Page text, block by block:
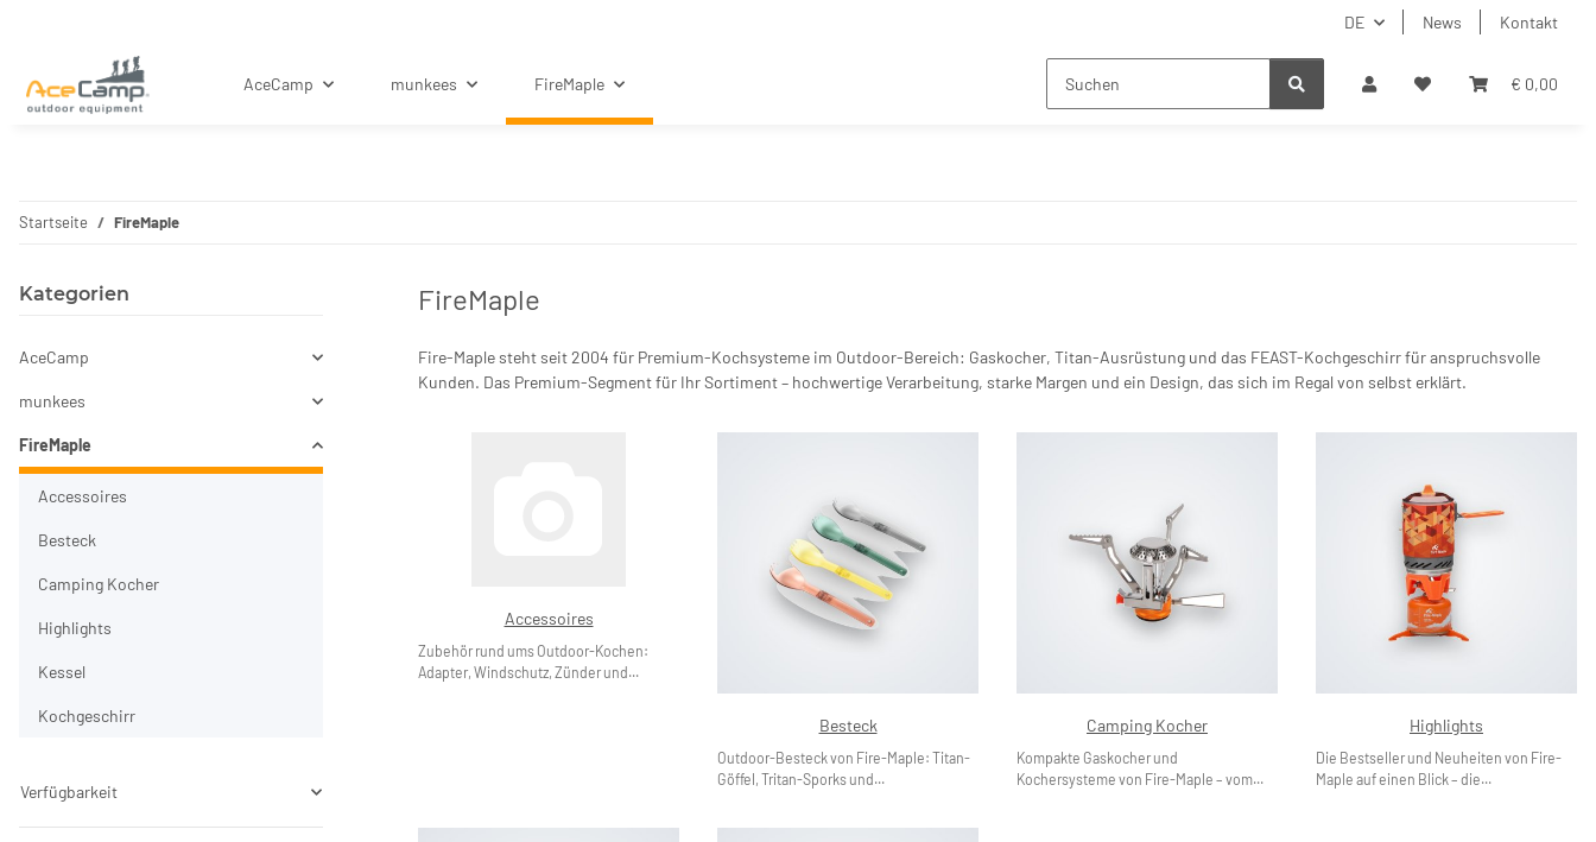
DE News Kontakt
€ 0,00
AceCamp munkees FireMaple
Startseite FireMaple
FireMaple
Fire-Maple steht seit 2004 für Premium-Kochsysteme im Outdoor-Bereich: Gaskocher, Titan-Ausrüstung und das FEAST-Kochgeschirr für anspruchsvolle
Kunden. Das Premium-Segment für Ihr Sortiment – hochwertige Verarbeitung, starke Margen und ein Design, das sich im Regal von selbst erklärt.
Accessoires
Zubehör rund ums Outdoor-Kochen:
Adapter, Windschutz, Zünder und...
Besteck
Outdoor-Besteck von Fire-Maple: Titan-
Göffel, Tritan-Sporks und...
Camping Kocher
Kompakte Gaskocher und
Kochersysteme von Fire-Maple – vom...
Highlights
Die Bestseller und Neuheiten von Fire-
Maple auf einen Blick – die...
Kategorien
AceCamp
munkees
FireMaple
Accessoires
Besteck
Camping Kocher
Highlights
Kessel
Kochgeschirr
Verfügbarkeit